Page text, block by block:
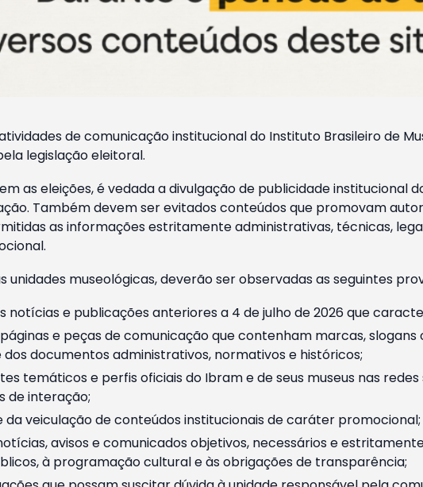
de comunicação institucional do Instituto Brasileiro de
legislação eleitoral.
as eleições, é vedada a divulgação de publicidade institucional
Também devem ser evitados conteúdos que promovam
as informações estritamente administrativas, técnicas,
unidades museológicas, deverão ser observadas as seguintes
e publicações anteriores a 4 de julho de 2026 que
e peças de comunicação que contenham marcas,
documentos administrativos, normativos e históricos;
temáticos e perfis oficiais do Ibram e de seus museus nas
de interação;
da veiculação de conteúdos institucionais de caráter promocional;
avisos e comunicados objetivos, necessários e
à programação cultural e às obrigações de transparência;